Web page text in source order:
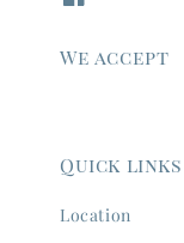
We accept
Quick links
Location